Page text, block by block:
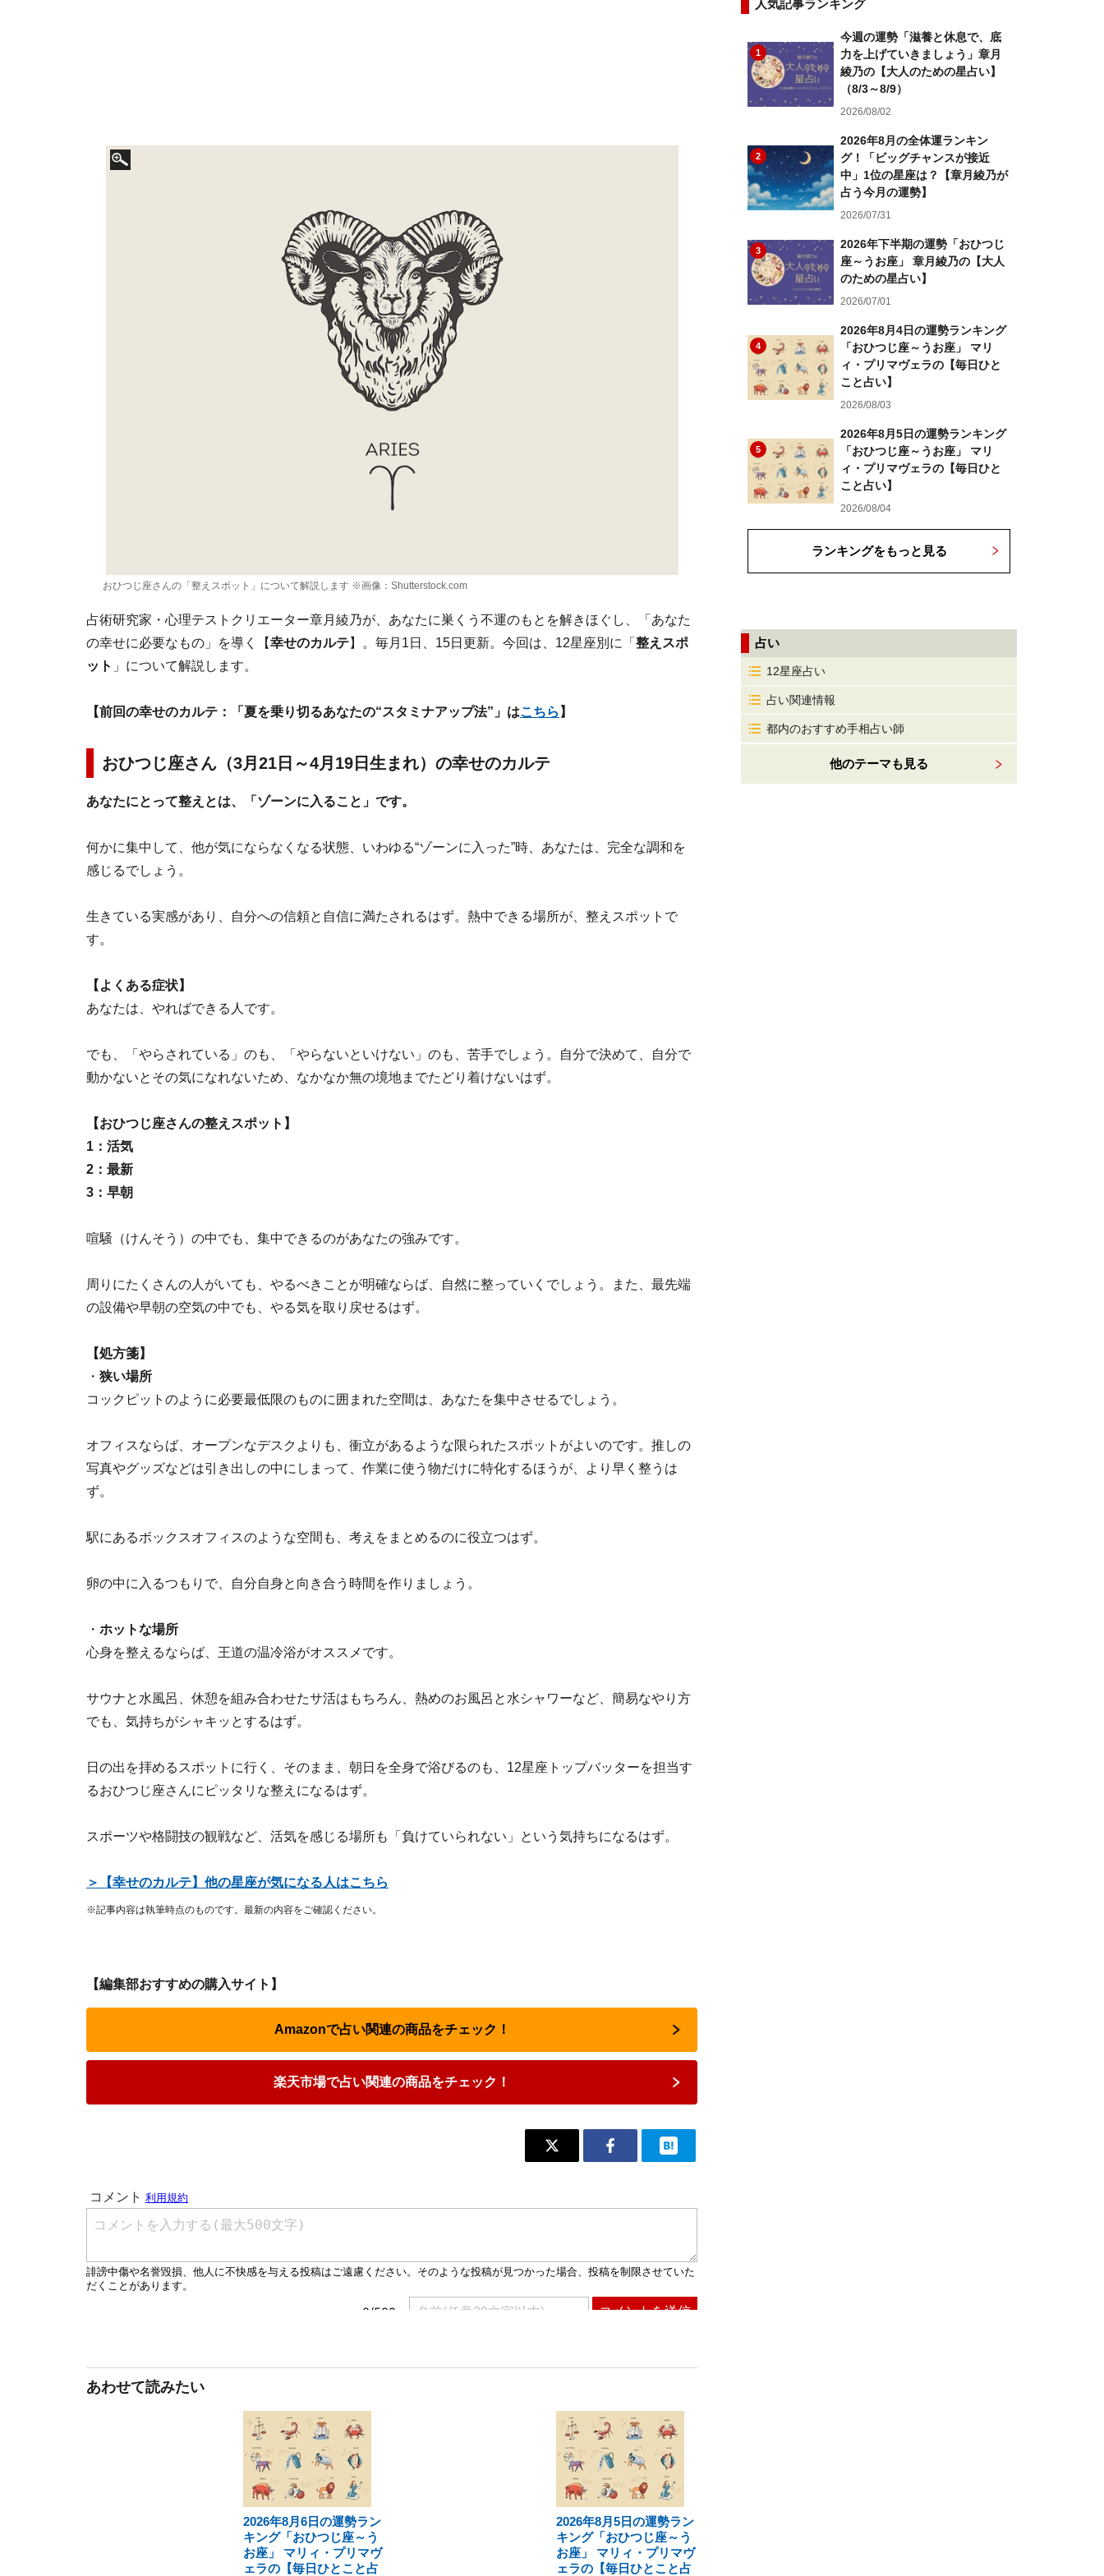
おひつじ座さんの「整えスポット」について解説します ※画像：Shutterstock.com
占術研究家・心理テストクリエーター章月綾乃が、あなたに巣くう不運のもとを解きほぐし、「あなた
の幸せに必要なもの」を導く【幸せのカルテ】。毎月1日、15日更新。今回は、12星座別に「 整えスポ
ット 」について解説します。
【前回の幸せのカルテ：「夏を乗り切るあなたの“スタミナアップ法”」はこちら 】
おひつじ座さん（3月21日～4月19日生まれ）の幸せのカルテ
あなたにとって整えとは、「ゾーンに入ること」です。
何かに集中して、他が気にならなくなる状態、いわゆる“ゾーンに入った”時、あなたは、完全な調和を
感じるでしょう。
生きている実感があり、自分への信頼と自信に満たされるはず。熱中できる場所が、整えスポットで
す。
【よくある症状】
あなたは、やればできる人です。
でも、「やらされている」のも、「やらないといけない」のも、苦手でしょう。自分で決めて、自分で
動かないとその気になれないため、なかなか無の境地までたどり着けないはず。
【おひつじ座さんの整えスポット】
1：活気
2：最新
3：早朝
喧騒（けんそう）の中でも、集中できるのがあなたの強みです。
周りにたくさんの人がいても、やるべきことが明確ならば、自然に整っていくでしょう。また、最先端
の設備や早朝の空気の中でも、やる気を取り戻せるはず。
【処方箋】
・ 狭い場所
コックピットのように必要最低限のものに囲まれた空間は、あなたを集中させるでしょう。
オフィスならば、オープンなデスクよりも、衝立があるような限られたスポットがよいのです。推しの
写真やグッズなどは引き出しの中にしまって、作業に使う物だけに特化するほうが、より早く整うは
ず。
駅にあるボックスオフィスのような空間も、考えをまとめるのに役立つはず。
卵の中に入るつもりで、自分自身と向き合う時間を作りましょう。
・ ホットな場所
心身を整えるならば、王道の温冷浴がオススメです。
サウナと水風呂、休憩を組み合わせたサ活はもちろん、熱めのお風呂と水シャワーなど、簡易なやり方
でも、気持ちがシャキッとするはず。
日の出を拝めるスポットに行く、そのまま、朝日を全身で浴びるのも、12星座トップバッターを担当す
るおひつじ座さんにピッタリな整えになるはず。
スポーツや格闘技の観戦など、活気を感じる場所も「負けていられない」という気持ちになるはず。
＞【幸せのカルテ】他の星座が気になる人はこちら
※記事内容は執筆時点のものです。最新の内容をご確認ください。
【編集部おすすめの購入サイト】
Amazonで占い関連の商品をチェック！
楽天市場で占い関連の商品をチェック！
あわせて読みたい
2026年8月6日の運勢ラン
キング「おひつじ座～う
お座」 マリィ・プリマヴ
ェラの【毎日ひとこと占
2026年8月5日の運勢ラン
キング「おひつじ座～う
お座」 マリィ・プリマヴ
ェラの【毎日ひとこと占
人気記事ランキング
1
今週の運勢「滋養と休息で、底
力を上げていきましょう」章月
綾乃の【大人のための星占い】
（8/3～8/9）
2026/08/02
2
2026年8月の全体運ランキン
グ！「ビッグチャンスが接近
中」1位の星座は？【章月綾乃が
占う今月の運勢】
2026/07/31
3
2026年下半期の運勢「おひつじ
座～うお座」 章月綾乃の【大人
のための星占い】
2026/07/01
4
2026年8月4日の運勢ランキング
「おひつじ座～うお座」 マリ
ィ・プリマヴェラの【毎日ひと
こと占い】
2026/08/03
5
2026年8月5日の運勢ランキング
「おひつじ座～うお座」 マリ
ィ・プリマヴェラの【毎日ひと
こと占い】
2026/08/04
ランキングをもっと見る
占い
12星座占い
占い関連情報
都内のおすすめ手相占い師
他のテーマも見る